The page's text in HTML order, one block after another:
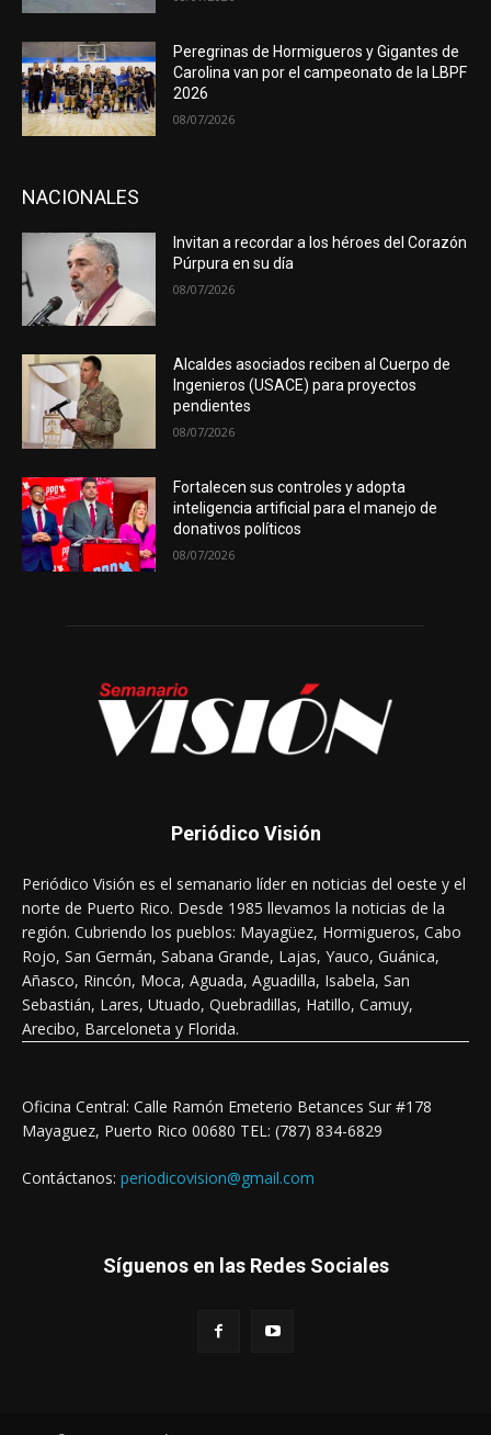
Peregrinas de Hormigueros y Gigantes de
Carolina van por el campeonato de la LBPF
2026
08/07/2026
NACIONALES
Invitan a recordar a los héroes del Corazón
Púrpura en su día
08/07/2026
Alcaldes asociados reciben al Cuerpo de
Ingenieros (USACE) para proyectos
pendientes
08/07/2026
Fortalecen sus controles y adopta
inteligencia artificial para el manejo de
donativos políticos
08/07/2026
Periódico Visión
Periódico Visión es el semanario líder en noticias del oeste y el
norte de Puerto Rico. Desde 1985 llevamos la noticias de la
región. Cubriendo los pueblos: Mayagüez, Hormigueros, Cabo
Rojo, San Germán, Sabana Grande, Lajas, Yauco, Guánica,
Añasco, Rincón, Moca, Aguada, Aguadilla, Isabela, San
Sebastián, Lares, Utuado, Quebradillas, Hatillo, Camuy,
Arecibo, Barceloneta y Florida.
Oficina Central: Calle Ramón Emeterio Betances Sur #178
Mayaguez, Puerto Rico 00680 TEL: (787) 834-6829
Contáctanos: periodicovision@gmail.com
Síguenos en las Redes Sociales